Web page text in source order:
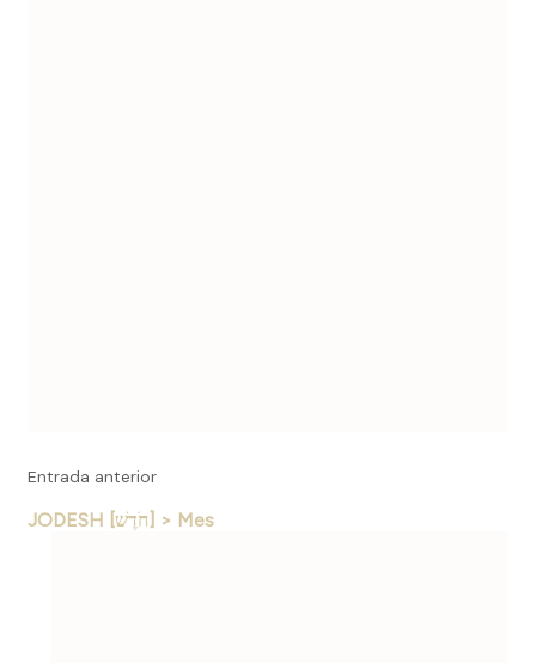
Entrada anterior
JODESH [חֹדֶשׁ] > Mes